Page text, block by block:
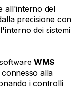
all'interno del
precisione con
dei sistemi
WMS
connesso alla
i controlli